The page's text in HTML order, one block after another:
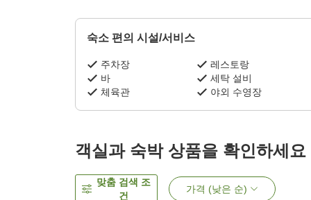
숙소 편의 시설/서비스
주차장
레스토랑
바
세탁 설비
체육관
야외 수영장
객실과 숙박 상품을 확인하세요
맞춤 검색 조
건
가격 (낮은 순)